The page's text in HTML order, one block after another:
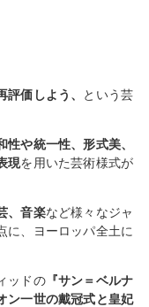
価しよう、 という芸
性や統一性、形式美、
現を用いた芸術様式が
、音楽など様々なジャ
に、ヨーロッパ全土に
ッドの『サン＝ベルナ
ン一世の戴冠式と皇妃